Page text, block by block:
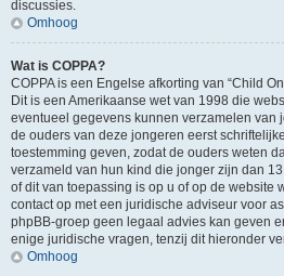
discussies.
Omhoog
Wat is COPPA?
COPPA is een Engelse afkorting van “Child
Dit is een Amerikaanse wet van 1998 die
eventueel gegevens kunnen verzamelen van
de ouders van deze jongeren eerst
toestemming geven, zodat de ouders weten
verzameld van hun kind die jonger zijn dan
of dit van toepassing is op u of op de website
contact op met een juridische adviseur voor
phpBB-groep geen legaal advies kan geven
enige juridische vragen, tenzij dit hieronder
Omhoog